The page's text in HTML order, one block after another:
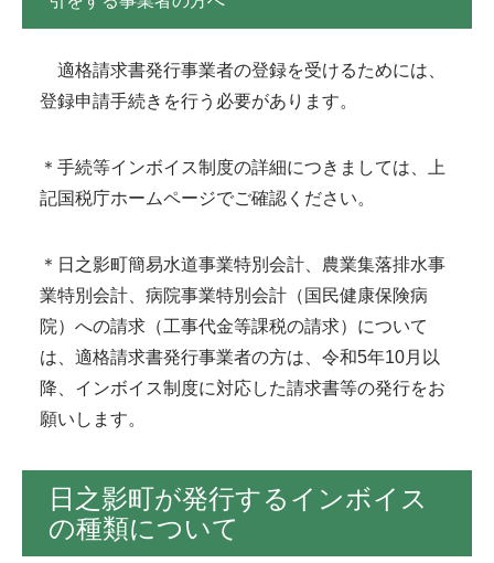
適格請求書発行事業者の登録を受けるためには、
登録申請手続きを行う必要があります。
＊手続等インボイス制度の詳細につきましては、上
記国税庁ホームページでご確認ください。
＊日之影町簡易水道事業特別会計、農業集落排水事
業特別会計、病院事業特別会計（国民健康保険病
院）への請求（工事代金等課税の請求）について
は、適格請求書発行事業者の方は、令和5年10月以
降、インボイス制度に対応した請求書等の発行をお
願いします。
日之影町が発行するインボイス
の種類について